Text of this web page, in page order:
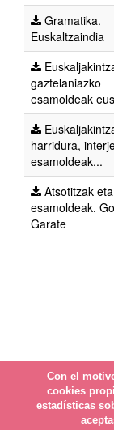
Gramatika.
Euskaltzaindia
gaztelaniazko
esamoldeak
harridura,
esamoldeak...
Atsotitzak eta
esamoldeak.
Garate
Con el
cookies
estadísticas